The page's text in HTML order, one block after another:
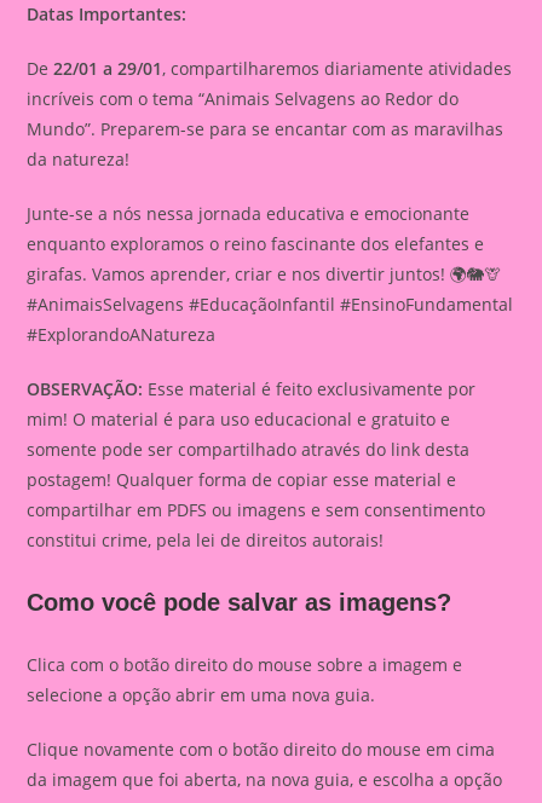
Datas Importantes:
De22/01 a 29/01, compartilharemos diariamente atividades
incríveis com o tema “Animais Selvagens ao Redor do
Mundo”. Preparem-se para se encantar com as maravilhas
da natureza!
Junte-se a nós nessa jornada educativa e emocionante
enquanto exploramos o reino fascinante dos elefantes e
girafas. Vamos aprender, criar e nos divertir juntos! 🌍🐘🦒
#AnimaisSelvagens #EducaçãoInfantil #EnsinoFundamental
#ExplorandoANatureza
OBSERVAÇÃO: Esse material é feito exclusivamente por
mim! O material é para uso educacional e gratuito e
somente pode ser compartilhado através do link desta
postagem! Qualquer forma de copiar esse material e
compartilhar em PDFS ou imagens e sem consentimento
constitui crime, pela lei de direitos autorais!
Como você pode salvar as imagens?
Clica com o botão direito do mouse sobre a imagem e
selecione a opção abrir em uma nova guia.
Clique novamente com o botão direito do mouse em cima
da imagem que foi aberta, na nova guia, e escolha a opção